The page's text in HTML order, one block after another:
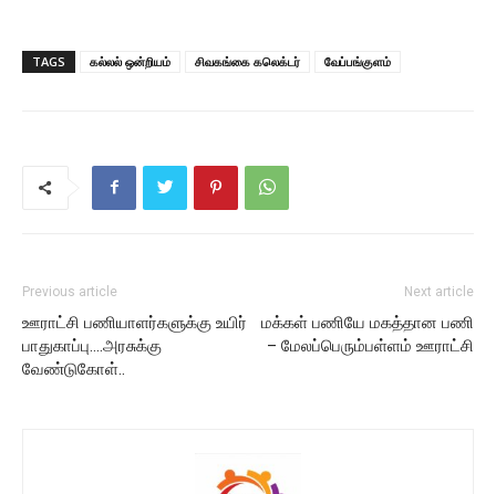
TAGS கல்லல் ஒன்றியம் சிவகங்கை கலெக்டர் வேப்பங்குளம்
Previous article
ஊராட்சி பணியாளர்களுக்கு உயிர்
பாதுகாப்பு….அரசுக்கு
வேண்டுகோள்..
Next article
மக்கள் பணியே மகத்தான பணி
– மேலப்பெரும்பள்ளம் ஊராட்சி